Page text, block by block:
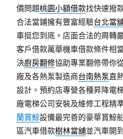
價問題桃園小額借款找快速撥
合法當鋪擁有豐富經驗台北當
車挺您到底。店面合法的周轉
客戶借款萬華機車借款條件相
決廚房翻修協助專業翻修帶你
廠及各熱泵製造商台南熱泵直
設計。預約店專營各種昇降電
廠電梯公司安裝及維修工程精
蘭賞鯨設備最完善的豪華賞鯨
區汽車借款樹林當舖並汽車開